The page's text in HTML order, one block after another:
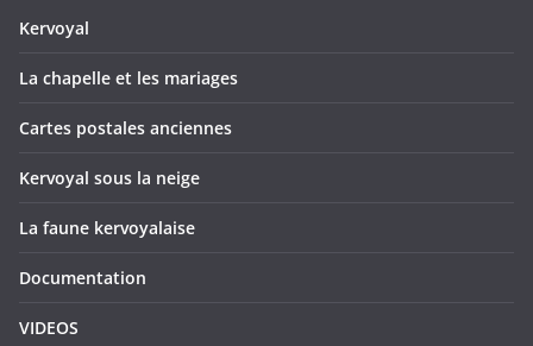
Kervoyal
La chapelle et les mariages
Cartes postales anciennes
Kervoyal sous la neige
La faune kervoyalaise
Documentation
VIDEOS